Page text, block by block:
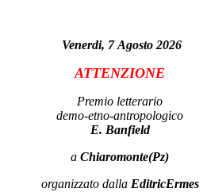
Venerdi, 7 Agosto 2026
ATTENZIONE
Premio letterario
demo-etno-antropologico
E. Banfield
a Chiaromonte(Pz)
organizzato dalla EditricErmes